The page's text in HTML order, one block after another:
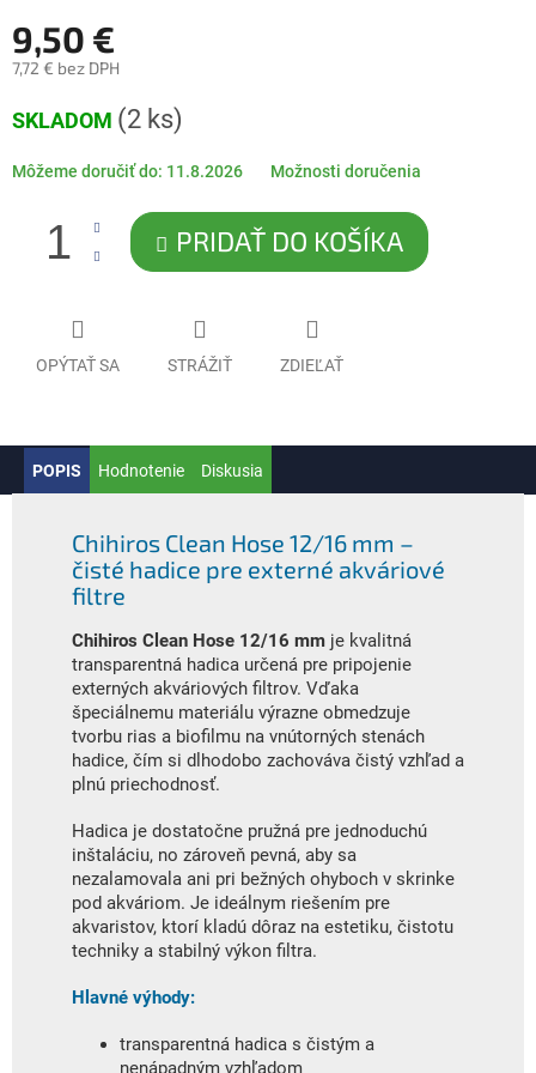
9,50 €
7,72 € bez DPH
cena:
SKLADOM (2 ks)
Môžeme doručiť do: 11.8.2026 Možnosti doručenia
PRIDAŤ DO KOŠÍKA
OPÝTAŤ SA STRÁŽIŤ ZDIEĽAŤ
POPIS Hodnotenie Diskusia
Chihiros Clean Hose 12/16 mm –
čisté hadice pre externé akváriové
filtre
Chihiros Clean Hose 12/16 mm je kvalitná
transparentná hadica určená pre pripojenie
externých akváriových filtrov. Vďaka
špeciálnemu materiálu výrazne obmedzuje
tvorbu rias a biofilmu na vnútorných stenách
hadice, čím si dlhodobo zachováva čistý vzhľad a
plnú priechodnosť.
Hadica je dostatočne pružná pre jednoduchú
inštaláciu, no zároveň pevná, aby sa
nezalamovala ani pri bežných ohyboch v skrinke
pod akváriom. Je ideálnym riešením pre
akvaristov, ktorí kladú dôraz na estetiku, čistotu
techniky a stabilný výkon filtra.
Hlavné výhody:
transparentná hadica s čistým a
nenápadným vzhľadom